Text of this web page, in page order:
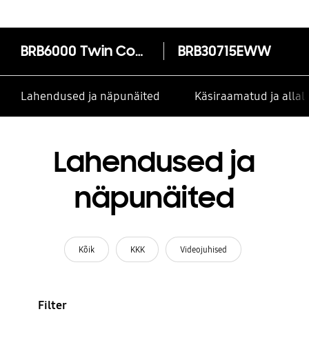
BRB6000 Twin Cooling Plus funktsiooniga külmik sügavkülmutiga allosas BRB30715EWW
Lahendused ja näpunäited Käsiraamatud ja
Lahendused ja
näpunäited
Kõik KKK Videojuhised
Filter